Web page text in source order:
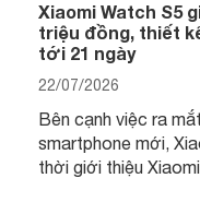
Xiaomi Watch S5
triệu đồng, thiết
tới 21 ngày
22/07/2026
Bên cạnh việc ra
smartphone mới,
thời giới thiệu